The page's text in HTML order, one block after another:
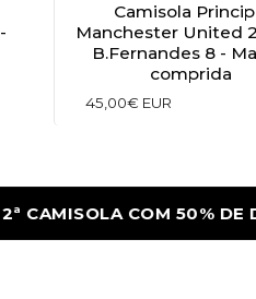
Camisola
Manchester United
B.Fernandes 8 -
comprida
45,00€ EUR
COM 50% DE